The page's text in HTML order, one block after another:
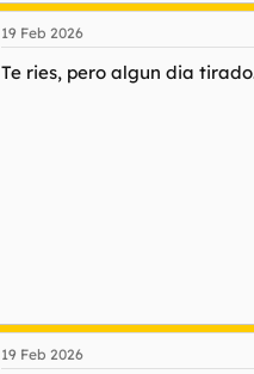
a
c
i
19 Feb 2026
Te ries, pero algun dia
19 Feb 2026